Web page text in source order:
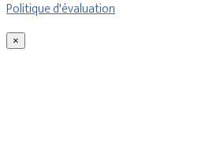
Politique d'évaluation
×